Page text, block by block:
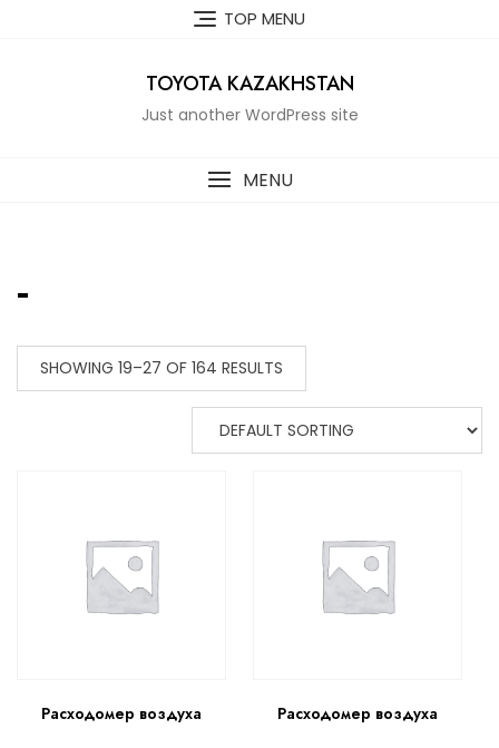
TOP MENU
TOYOTA KAZAKHSTAN
Just another WordPress site
MENU
-
SHOWING 19–27 OF 164 RESULTS
Расходомер воздуха Расходомер воздуха